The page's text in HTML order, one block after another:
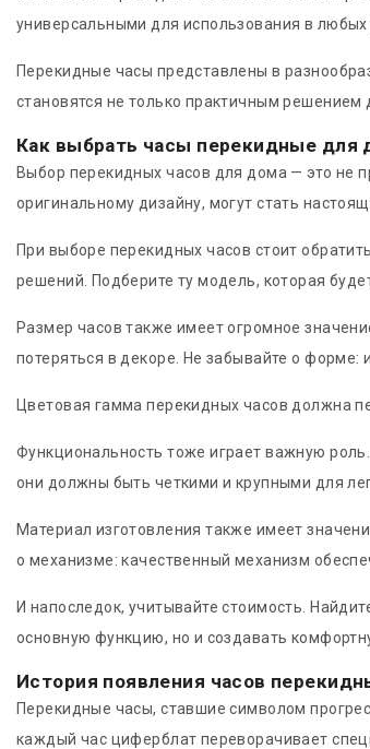
универсальными для использования в любых
Перекидные часы представлены в
становятся не только практичным
Как выбрать часы перекидные для
Выбор перекидных часов для дома — это не
оригинальному дизайну, могут стать
При выборе перекидных часов стоит
решений. Подберите ту модель, которая
Размер часов также имеет огромное
потеряться в декоре. Не забывайте о
Цветовая гамма перекидных часов должна
Функциональность тоже играет важную
они должны быть четкими и крупными для
Материал изготовления также имеет
о механизме: качественный механизм
И напоследок, учитывайте стоимость.
основную функцию, но и создавать
История появления часов
Перекидные часы, ставшие символом
каждый час циферблат переворачивает